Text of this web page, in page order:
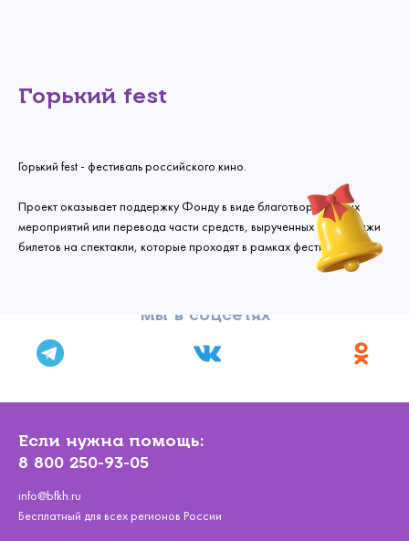
Горький fest
Горький fest - фестиваль российского кино.
Проект оказывает поддержку Фонду в виде благотворительных
мероприятий или перевода части средств, вырученных от продажи
билетов на спектакли, которые проходят в рамках фестиваля.
Мы в соцсетях
Если нужна помощь:
8 800 250-93-05
info@bfkh.ru
Бесплатный для всех регионов России
Создать аккаунт
Войти
Связаться с
нами
Сделать пожертвование